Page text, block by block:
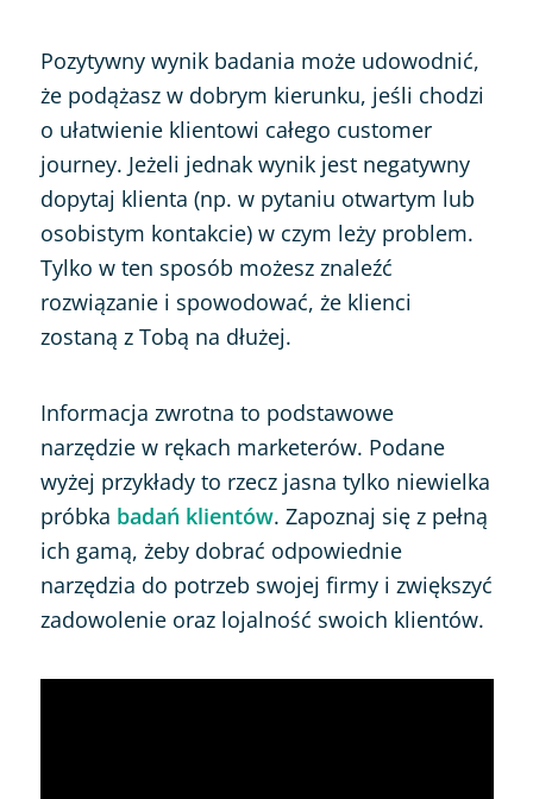
Pozytywny wynik badania może udowodnić,
że podążasz w dobrym kierunku, jeśli chodzi
o ułatwienie klientowi całego customer
journey. Jeżeli jednak wynik jest negatywny
dopytaj klienta (np. w pytaniu otwartym lub
osobistym kontakcie) w czym leży problem.
Tylko w ten sposób możesz znaleźć
rozwiązanie i spowodować, że klienci
zostaną z Tobą na dłużej.
Informacja zwrotna to podstawowe
narzędzie w rękach marketerów. Podane
wyżej przykłady to rzecz jasna tylko niewielka
próbka badań klientów. Zapoznaj się z pełną
ich gamą, żeby dobrać odpowiednie
narzędzia do potrzeb swojej firmy i zwiększyć
zadowolenie oraz lojalność swoich klientów.